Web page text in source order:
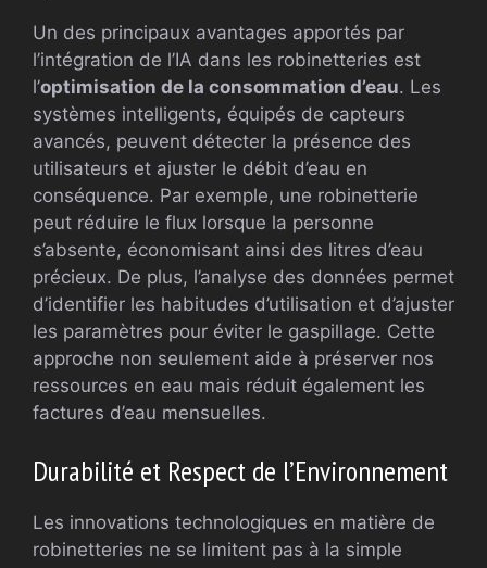
Un des principaux avantages apportés par
l’intégration de l’IA dans les robinetteries est
l’optimisation de la consommation d’eau. Les
systèmes intelligents, équipés de capteurs
avancés, peuvent détecter la présence des
utilisateurs et ajuster le débit d’eau en
conséquence. Par exemple, une robinetterie
peut réduire le flux lorsque la personne
s’absente, économisant ainsi des litres d’eau
précieux. De plus, l’analyse des données permet
d’identifier les habitudes d’utilisation et d’ajuster
les paramètres pour éviter le gaspillage. Cette
approche non seulement aide à préserver nos
ressources en eau mais réduit également les
factures d’eau mensuelles.
Durabilité et Respect de l’Environnement
Les innovations technologiques en matière de
robinetteries ne se limitent pas à la simple